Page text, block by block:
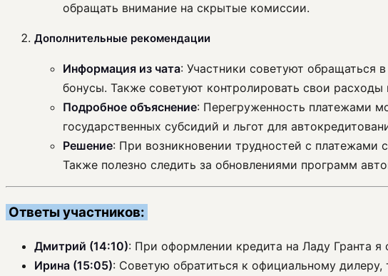
обращать внимание на скрытые комиссии.
Дополнительные рекомендации
Информация из чата: Участники советуют обращаться
бонусы. Также советуют контролировать свои
Подробное объяснение: Перегруженность платежами
государственных субсидий и льгот для
Решение: При возникновении трудностей с платежами
Также полезно следить за обновлениями программ
Ответы участников:
Дмитрий (14:10): При оформлении кредита на Ладу Гранта
Ирина (15:05): Советую обратиться к официальному